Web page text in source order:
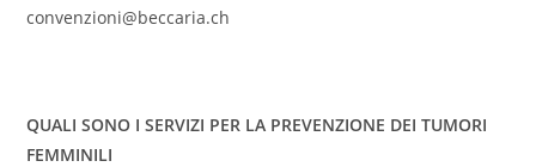
convenzioni@beccaria.ch
QUALI SONO I SERVIZI PER LA PREVENZIONE DEI TUMORI
FEMMINILI